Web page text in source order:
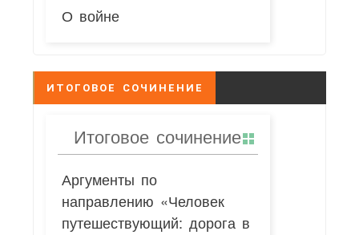
О войне
ИТОГОВОЕ СОЧИНЕНИЕ
Итоговое сочинение
Аргументы по
направлению «Человек
путешествующий: дорога в